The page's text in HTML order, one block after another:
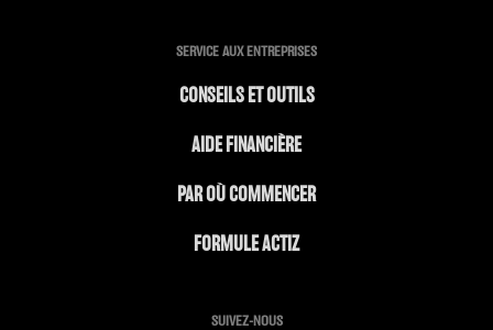
SERVICE AUX ENTREPRISES
CONSEILS ET OUTILS
AIDE FINANCIÈRE
PAR OÙ COMMENCER
FORMULE ACTIZ
SUIVEZ-NOUS